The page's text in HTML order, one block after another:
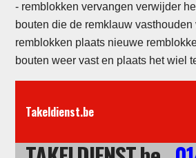
- remblokken vervangen verwijder
bouten die de remklauw
remblokken plaats nieuwe
bouten weer vast en plaats het wiel